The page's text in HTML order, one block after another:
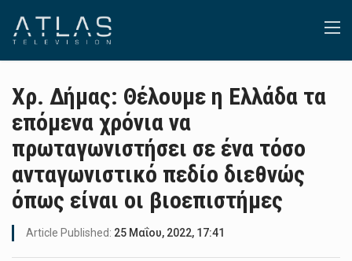
Χρ. Δήμας: Θέλουμε η Ελλάδα τα
επόμενα χρόνια να
πρωταγωνιστήσει σε ένα τόσο
ανταγωνιστικό πεδίο διεθνώς
όπως είναι οι βιοεπιστήμες
Article Published: 25 Μαΐου, 2022, 17:41